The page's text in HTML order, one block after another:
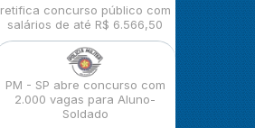
retifica concurso público com
salários de até R$ 6.566,50
PM - SP abre concurso com
2.000 vagas para Aluno-
Soldado